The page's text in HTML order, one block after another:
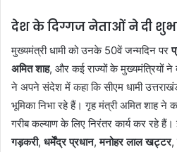
देश के दिग्गज नेताओं ने दी
मुख्यमंत्री धामी को उनके 50वें जन्मदिन पर
अमित शाह, और कई राज्यों के मुख्यमंत्रियों ने
ने अपने संदेश में कहा कि सीएम धामी
भूमिका निभा रहे हैं। गृह मंत्री अमित शाह ने
गरीब कल्याण के लिए निरंतर कार्य कर रहे
गड़करी, धर्मेंद्र प्रधान,मनोहर लाल खट्टर,